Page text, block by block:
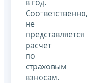
в год.
Соответственно,
не
представляется
расчет
по
страховым
взносам.